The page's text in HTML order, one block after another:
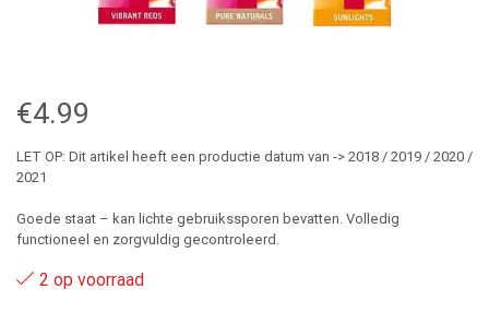
€4.99
LET OP: Dit artikel heeft een productie datum van -> 2018 / 2019 / 2020 /
2021
Goede staat – kan lichte gebruikssporen bevatten. Volledig
functioneel en zorgvuldig gecontroleerd.
2 op voorraad